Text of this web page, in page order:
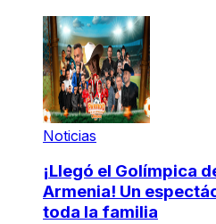
Noticias
¡Llegó el Golímpica
Armenia! Un
toda la familia